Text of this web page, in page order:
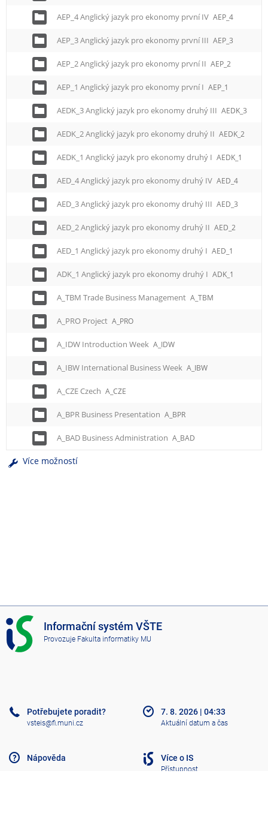
AEP_4 Anglický jazyk pro ekonomy první IV AEP_4
AEP_3 Anglický jazyk pro ekonomy první III AEP_3
AEP_2 Anglický jazyk pro ekonomy první II AEP_2
AEP_1 Anglický jazyk pro ekonomy první I AEP_1
AEDK_3 Anglický jazyk pro ekonomy druhý III AEDK_3
AEDK_2 Anglický jazyk pro ekonomy druhý II AEDK_2
AEDK_1 Anglický jazyk pro ekonomy druhý I AEDK_1
AED_4 Anglický jazyk pro ekonomy druhý IV AED_4
AED_3 Anglický jazyk pro ekonomy druhý III AED_3
AED_2 Anglický jazyk pro ekonomy druhý II AED_2
AED_1 Anglický jazyk pro ekonomy druhý I AED_1
ADK_1 Anglický jazyk pro ekonomy druhý I ADK_1
A_TBM Trade Business Management A_TBM
A_PRO Project A_PRO
A_IDW Introduction Week A_IDW
A_IBW International Business Week A_IBW
A_CZE Czech A_CZE
A_BPR Business Presentation A_BPR
A_BAD Business Administration A_BAD
Více možností
I
S
V
Informační systém VŠTE
Provozuje Fakulta informatiky MU
Potřebujete poradit?
vsteis@fi.muni.cz
Nápověda
7. 8. 2026 | 04:33
Aktuální datum a čas
Více o IS
Přístupnost